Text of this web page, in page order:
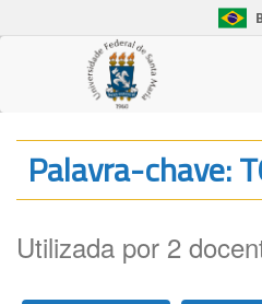
Palavra-chave:
Utilizada por 2